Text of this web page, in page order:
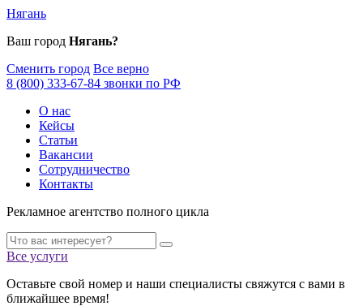
Нягань
Ваш город Нягань?
Сменить город Все верно
8 (800) 333-67-84 звонки по РФ
О нас
Кейсы
Статьи
Вакансии
Сотрудничество
Контакты
Рекламное агентство полного цикла
Все услуги
Оставьте свой номер и наши специалисты свяжутся с вами в
ближайшее время!